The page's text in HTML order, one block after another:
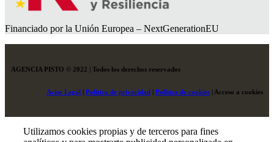
Financiado por la Unión Europea – NextGenerationEU
AGENCIA PISTO © 2022 | Todos los derechos reservados
Aviso Legal Política de privacidad Política de cookies Acceso a cookies
Utilizamos cookies propias y de terceros para fines